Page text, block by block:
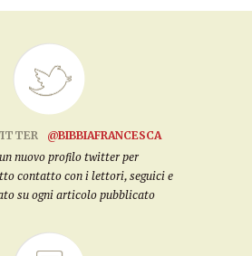
@BIBBIAFRANCESCA
nuovo profilo twitter per
contatto con i lettori, seguici e
su ogni articolo pubblicato